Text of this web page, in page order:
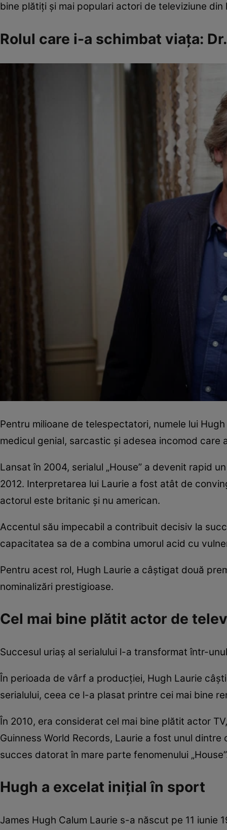
bine plătiți și mai populari actori de televiziune din
Rolul care i-a schimbat viața:
Pentru milioane de telespectatori, numele lui
medicul genial, sarcastic și adesea incomod care
Lansat în 2004, serialul „House” a devenit rapid
2012. Interpretarea lui Laurie a fost atât de
actorul este britanic și nu american.
Accentul său impecabil a contribuit decisiv la
capacitatea sa de a combina umorul acid cu
Pentru acest rol, Hugh Laurie a câștigat două
nominalizări prestigioase.
Cel mai bine plătit actor de
Succesul uriaș al serialului l-a transformat într-
În perioada de vârf a producției, Hugh Laurie
serialului, ceea ce l-a plasat printre cei mai bine
În 2010, era considerat cel mai bine plătit actor
Guinness World Records, Laurie a fost unul
succes datorat în mare parte fenomenului
Hugh a excelat inițial în sport
James Hugh Calum Laurie s-a născut pe 11